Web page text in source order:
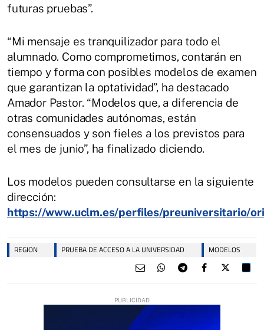
futuras pruebas”.
“Mi mensaje es tranquilizador para todo el
alumnado. Como comprometimos, contarán en
tiempo y forma con posibles modelos de examen
que garantizan la optatividad”, ha destacado
Amador Pastor. “Modelos que, a diferencia de
otras comunidades autónomas, están
consensuados y son fieles a los previstos para
el mes de junio”, ha finalizado diciendo.
Los modelos pueden consultarse en la siguiente
dirección:
https://www.uclm.es/perfiles/preuniversitario/
REGION PRUEBA DE ACCESO A LA UNIVERSIDAD MODELOS